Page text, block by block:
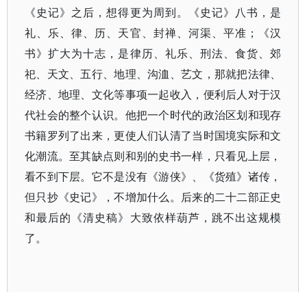
《史记》之后，想得更为周到。《史记》八书，是
礼、乐、律、历、天官、封禅、河渠、平准；《汉
书》扩大为十志，是律历、礼乐、刑法、食货、郊
祀、天文、五行、地理、沟洫、艺文，那就把法律、
经济、地理、文化等事项一起收入，便利后人对于汉
代社会的整个认识。他把一个时代的政治区划和现存
书籍罗列了出来，更使人们认清了当时国境实际和文
化潮流。至其缺点则和别的史书一样，只看见上层，
看不到下层。它不是没有《游侠》、《货殖》诸传，
但只抄《史记》，不增加什么。后来的二十二部正史
和最后的《清史稿》大致依样葫芦，跳不出这规模
了。